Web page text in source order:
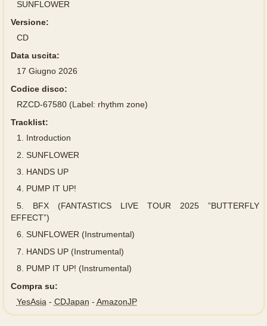
SUNFLOWER
Versione:
CD
Data uscita:
17 Giugno 2026
Codice disco:
RZCD-67580 (Label: rhythm zone)
Tracklist:
1.
Introduction
2. SUNFLOWER
3.
HANDS UP
4. PUMP IT UP!
5.
BFX (FANTASTICS LIVE TOUR 2025 ”BUTTERFLY
EFFECT”)
6. SUNFLOWER (Instrumental)
7.
HANDS UP (Instrumental)
8.
PUMP IT UP! (Instrumental)
Compra su:
YesAsia - CDJapan - AmazonJP